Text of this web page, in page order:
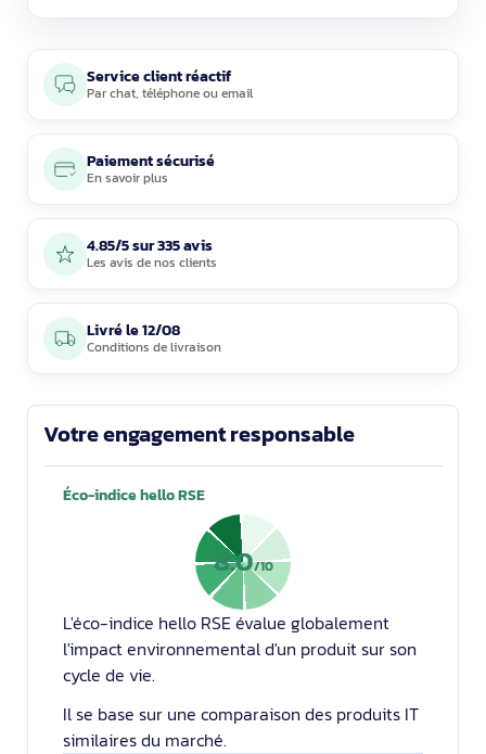
Service client réactif
Parchat, téléphoneouemail
Paiement sécurisé
En savoir plus
4.85/5 sur 335 avis
Les avis de nos clients
Livré le12/08
Conditions de livraison
Votre engagement responsable
Éco-indice hello RSE
8.0/10
L'éco-indice hello RSE évalue globalement
l'impact environnemental d'un produit sur son
cycle de vie.
Il se base sur une comparaison des produits IT
similaires du marché.